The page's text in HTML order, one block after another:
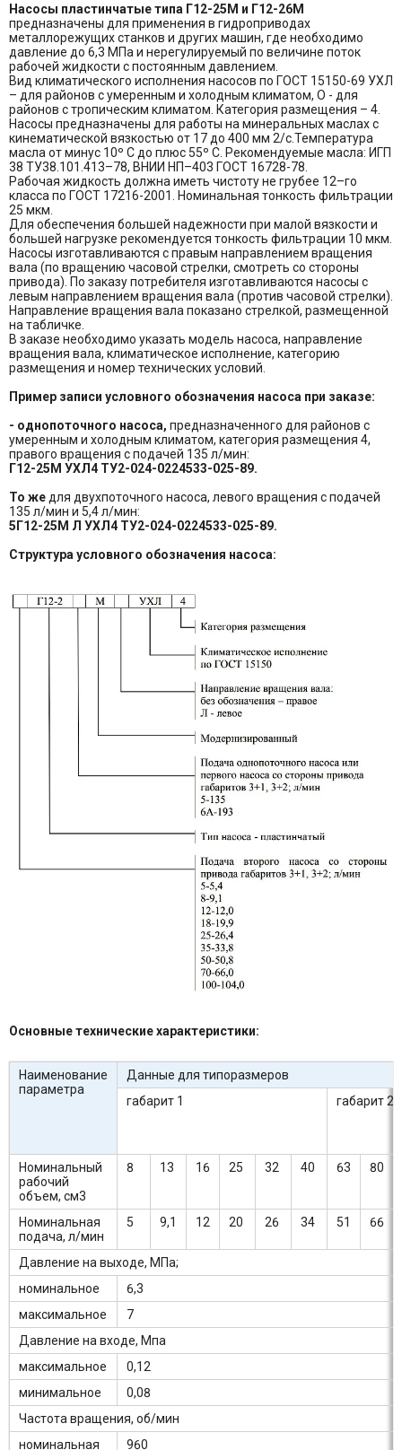
Насосы пластинчатые типа Г12-25М и Г12-26М
предназначены для применения в гидроприводах
металлорежущих станков и других машин, где необходимо
давление до 6,3 МПа и нерегулируемый по величине поток
рабочей жидкости с постоянным давлением.
Вид климатического исполнения насосов по ГОСТ 15150-69 УХЛ
– для районов с умеренным и холодным климатом, О - для
районов с тропическим климатом. Категория размещения – 4.
Насосы предназначены для работы на минеральных маслах с
кинематической вязкостью от 17 до 400 мм 2/с.Температура
масла от минус 10º С до плюс 55º С. Рекомендуемые масла: ИГП
38 ТУ38.101.413–78, ВНИИ НП–403 ГОСТ 16728-78.
Рабочая жидкость должна иметь чистоту не грубее 12–го
класса по ГОСТ 17216-2001. Номинальная тонкость фильтрации
25 мкм.
Для обеспечения большей надежности при малой вязкости и
большей нагрузке рекомендуется тонкость фильтрации 10 мкм.
Насосы изготавливаются с правым направлением вращения
вала (по вращению часовой стрелки, смотреть со стороны
привода). По заказу потребителя изготавливаются насосы с
левым направлением вращения вала (против часовой стрелки).
Направление вращения вала показано стрелкой, размещенной
на табличке.
В заказе необходимо указать модель насоса, направление
вращения вала, климатическое исполнение, категорию
размещения и номер технических условий.
Пример записи условного обозначения насоса при заказе:
- однопоточного насоса, предназначенного для районов с
умеренным и холодным климатом, категория размещения 4,
правого вращения с подачей 135 л/мин:
Г12-25М УХЛ4 ТУ2-024-0224533-025-89.
То же для двухпоточного насоса, левого вращения с подачей
135 л/мин и 5,4 л/мин:
5Г12-25М Л УХЛ4 ТУ2-024-0224533-025-89.
Структура условного обозначения насоса:
Основные технические характеристики:
Наименование
параметра
Данные для типоразмеров
габарит 1
габарит 2
Номинальный
рабочий
объем, см3
8 13 16 25 32 40 63 80
Номинальная
подача, л/мин
5 9,1 12 20 26 34 51 66
Давление на выходе, МПа;
номинальное
6,3
максимальное
7
Давление на входе, Мпа
максимальное
0,12
минимальное
0,08
Частота вращения, об/мин
номинальная
960